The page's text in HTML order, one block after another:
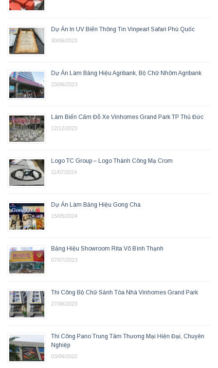
Dự Án In UV Biển Thông Tin Vinpearl Safari Phú Quốc
30/06/2023
Dự Án Làm Bảng Hiệu Agribank, Bộ Chữ Nhôm Agribank
23/06/2023
Làm Biển Cấm Đỗ Xe Vinhomes Grand Park TP Thủ Đức
12/12/2023
Logo TC Group – Logo Thành Công Mạ Crom
11/07/2024
Dự Án Làm Bảng Hiệu Gong Cha
15/05/2024
Bảng Hiệu Showroom Rita Võ Bình Thạnh
07/07/2023
Thi Công Bộ Chữ Sảnh Tòa Nhà Vinhomes Grand Park
27/06/2023
Thi Công Pano Trung Tâm Thương Mại Hiện Đại, Chuyên
Nghiệp
03/06/2022